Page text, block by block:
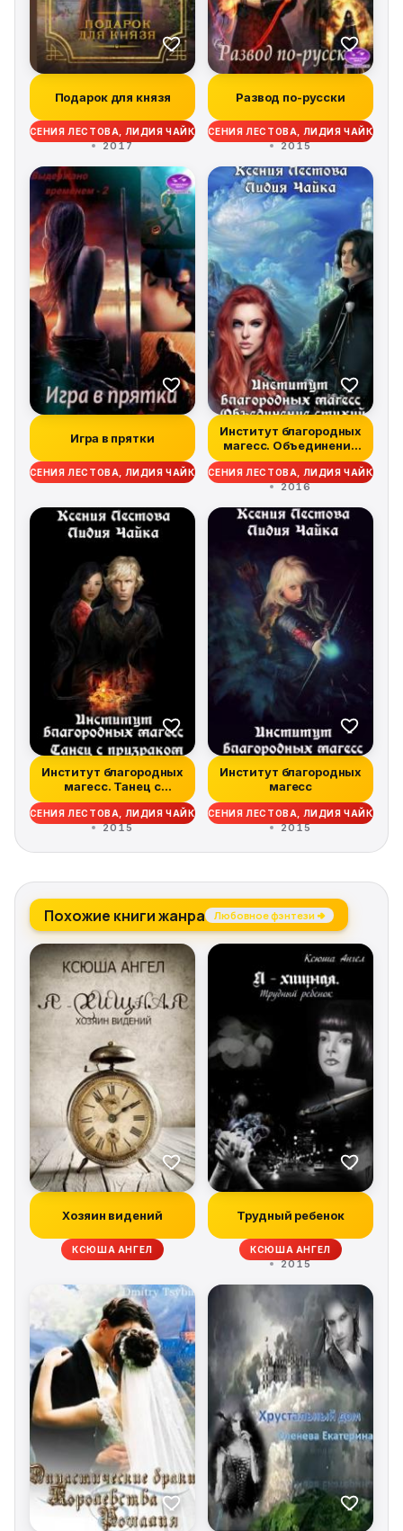
Подарок для князя
КСЕНИЯ ЛЕСТОВА, ЛИДИЯ ЧАЙКА
2017
Развод по-русски
КСЕНИЯ ЛЕСТОВА, ЛИДИЯ ЧАЙКА
2015
Игра в прятки
КСЕНИЯ ЛЕСТОВА, ЛИДИЯ ЧАЙКА
Институт благородных
магесс. Объединение
стихий
КСЕНИЯ ЛЕСТОВА, ЛИДИЯ ЧАЙКА
2016
Институт благородных
магесс. Танец с
призраком
КСЕНИЯ ЛЕСТОВА, ЛИДИЯ ЧАЙКА
2015
Институт благородных
магесс
КСЕНИЯ ЛЕСТОВА, ЛИДИЯ ЧАЙКА
2015
Похожие книги жанра Любовное фэнтези →
Хозяин видений
КСЮША АНГЕЛ
Трудный ребенок
КСЮША АНГЕЛ
2015